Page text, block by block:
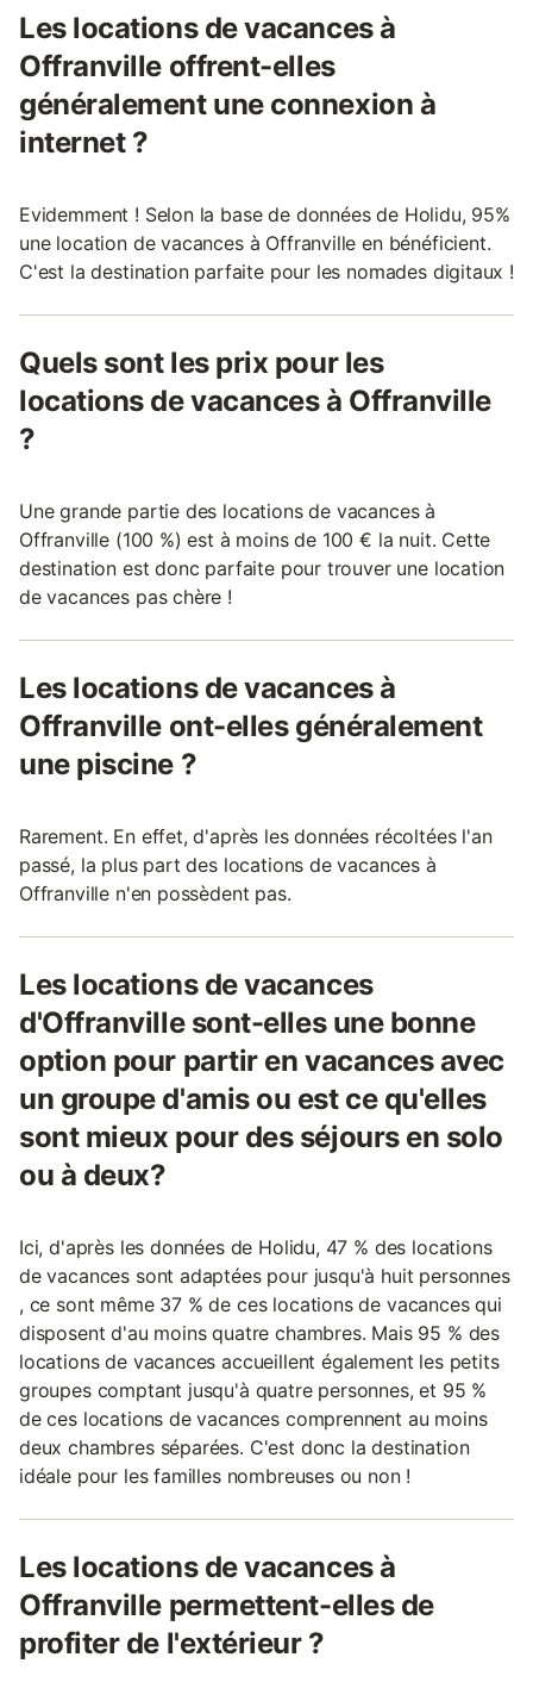
Les locations de vacances à
Offranville offrent-elles
généralement une connexion à
internet ?
Evidemment ! Selon la base de données de Holidu, 95%
une location de vacances à Offranville en bénéficient.
C'est la destination parfaite pour les nomades digitaux !
Quels sont les prix pour les
locations de vacances à Offranville
?
Une grande partie des locations de vacances à
Offranville (100 %) est à moins de 100 € la nuit. Cette
destination est donc parfaite pour trouver une location
de vacances pas chère !
Les locations de vacances à
Offranville ont-elles généralement
une piscine ?
Rarement. En effet, d'après les données récoltées l'an
passé, la plus part des locations de vacances à
Offranville n'en possèdent pas.
Les locations de vacances
d'Offranville sont-elles une bonne
option pour partir en vacances avec
un groupe d'amis ou est ce qu'elles
sont mieux pour des séjours en solo
ou à deux?
Ici, d'après les données de Holidu, 47 % des locations
de vacances sont adaptées pour jusqu'à huit personnes
, ce sont même 37 % de ces locations de vacances qui
disposent d'au moins quatre chambres. Mais 95 % des
locations de vacances accueillent également les petits
groupes comptant jusqu'à quatre personnes, et 95 %
de ces locations de vacances comprennent au moins
deux chambres séparées. C'est donc la destination
idéale pour les familles nombreuses ou non !
Les locations de vacances à
Offranville permettent-elles de
profiter de l'extérieur ?